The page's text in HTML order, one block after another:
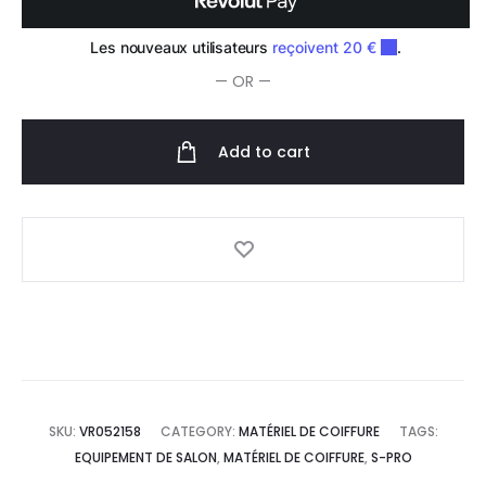
— OR —
Add to cart
SKU: VR052158 CATEGORY: MATÉRIEL DE COIFFURE
TAGS:
EQUIPEMENT DE SALON, MATÉRIEL DE COIFFURE, S-PRO